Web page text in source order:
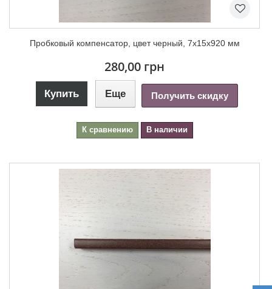
Пробковый компенсатор, цвет черный, 7х15х920 мм
280,00 грн
Купить Еще Получить скидку
К сравнению В наличии